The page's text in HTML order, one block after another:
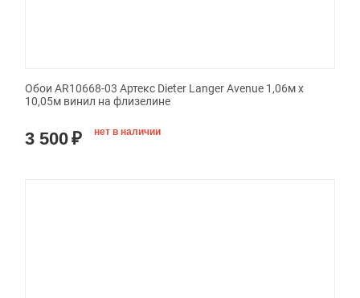
Обои AR10668-03 Артекс Dieter Langer Avenue 1,06м х
10,05м винил на флизелине
3 500₽ нет в наличии